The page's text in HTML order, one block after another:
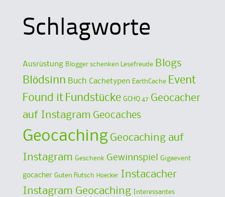
Schlagworte
Ausrüstung Blogger schenken Lesefreude Blogs
Blödsinn Buch Cachetypen EarthCache
Event
Found it Fundstücke GCHQ 47 Geocacher
auf Instagram Geocaches
Geocaching Geocaching auf
Instagram Geschenk Gewinnspiel Gigaevent
gocacher Guten Rutsch Hoecker Instacacher
Instagram Geocaching Interessantes